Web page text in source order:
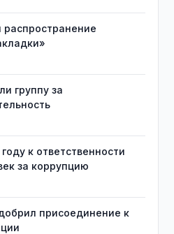
группу за
к ответственности
за коррупцию
присоединение к